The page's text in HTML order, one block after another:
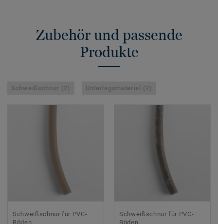
Zubehör und passende
Produkte
Schweißschnur (2) Unterlagsmaterial (2)
Schweißschnur für PVC-
Böden
Schweißschnur für PVC-
Böden